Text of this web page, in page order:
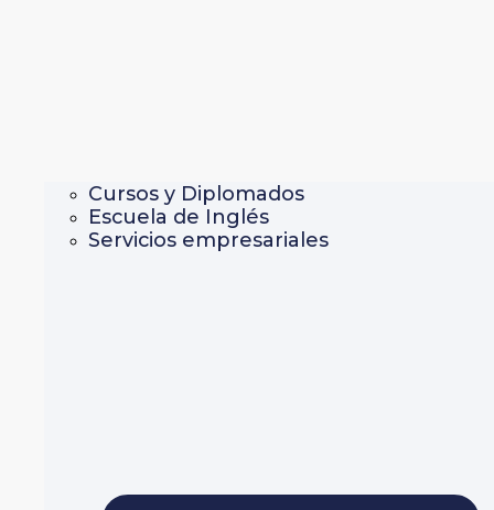
Cursos y Diplomados
Escuela de Inglés
Servicios empresariales